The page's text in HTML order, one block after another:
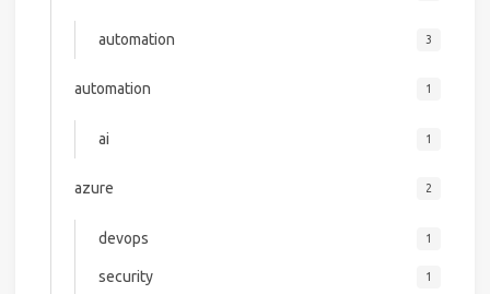
automation 3
automation 1
ai 1
azure 2
devops 1
security 1